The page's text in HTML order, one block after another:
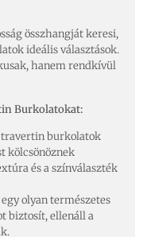
összhangját keresi,
ideális választások.
hanem rendkívül
Burkolatokat:
burkolatok
kölcsönöznek
és a színválaszték
olyan természetes
biztosít, ellenáll a